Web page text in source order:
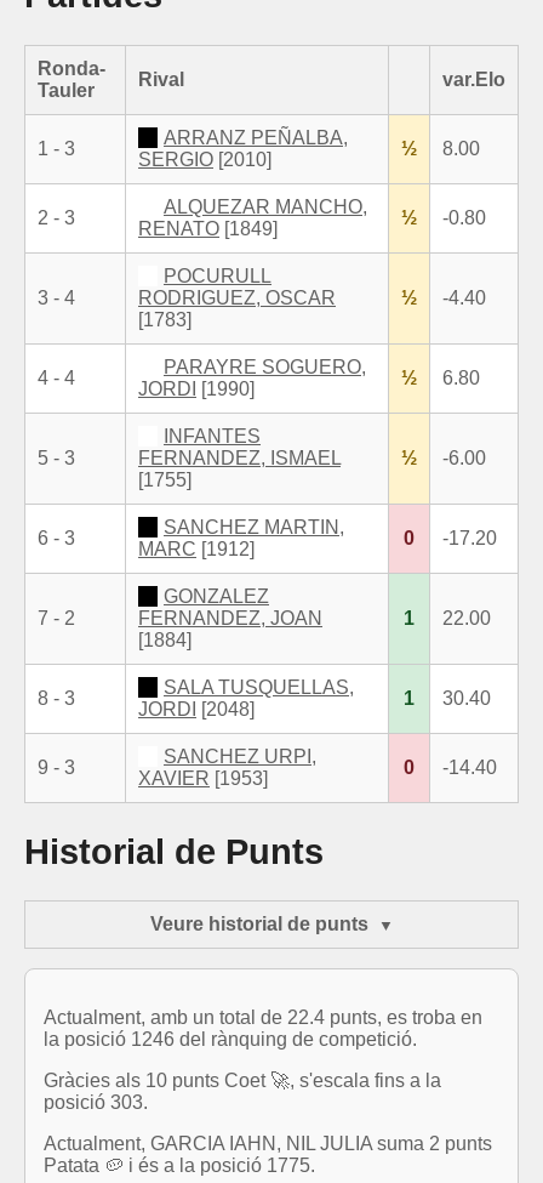
Ronda-
Tauler
Rival var.Elo
1 - 3
ARRANZ PEÑALBA,
SERGIO [2010]
½ 8.00
2 - 3
ALQUEZAR MANCHO,
RENATO [1849]
½ -0.80
3 - 4
POCURULL
RODRIGUEZ, OSCAR
[1783]
½ -4.40
4 - 4
PARAYRE SOGUERO,
JORDI
[1990]
½ 6.80
5 - 3
INFANTES
FERNANDEZ, ISMAEL
[1755]
½ -6.00
6 - 3
SANCHEZ MARTIN,
MARC [1912]
0 -17.20
7 - 2
GONZALEZ
FERNANDEZ, JOAN
[1884]
1 22.00
8 - 3
SALA TUSQUELLAS,
JORDI
[2048]
1 30.40
9 - 3
SANCHEZ URPI,
XAVIER [1953]
0 -14.40
Historial de Punts
Veure historial de punts
Actualment, amb un total de 22.4 punts, es troba en
la posició 1246 del rànquing de competició.
Gràcies als 10 punts Coet 🚀, s'escala fins a la
posició 303.
Actualment, GARCIA IAHN, NIL JULIA suma 2 punts
Patata 🥔 i és a la posició 1775.